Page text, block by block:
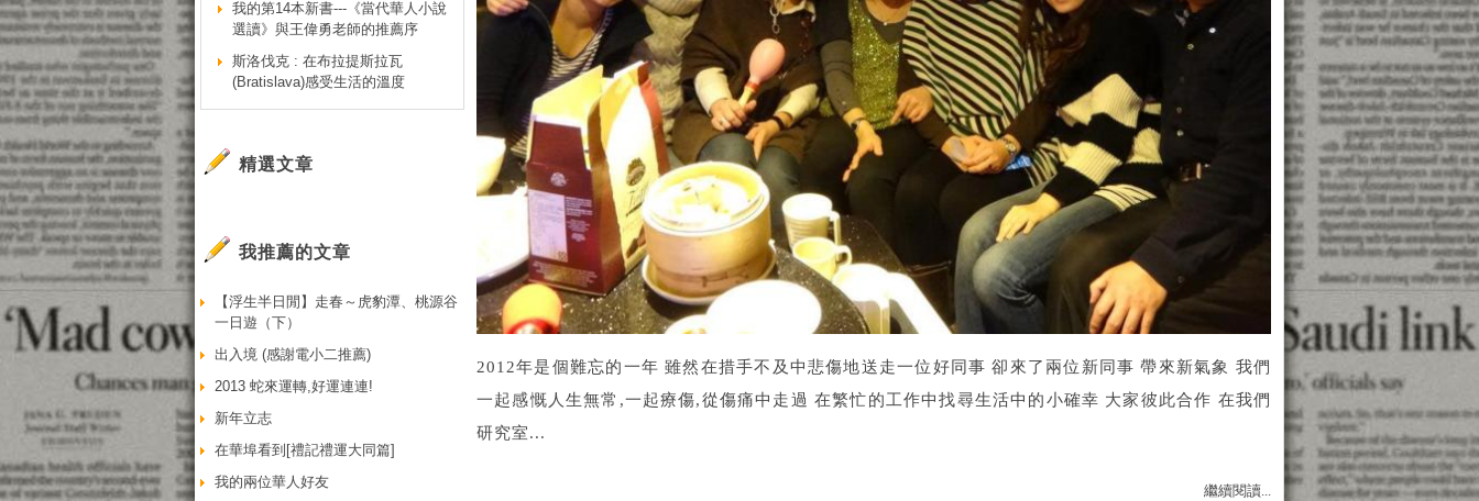
2012年是個難忘的一年 雖然在措手不及中悲傷地送走一位好同事 卻來了兩位新同事 帶來新氣象 我們
一起感慨人生無常,一起療傷,從傷痛中走過 在繁忙的工作中找尋生活中的小確幸 大家彼此合作 在我們
研究室...
繼續閱讀...
我的第14本新書---《當代華人小說
選讀》與王偉勇老師的推薦序
斯洛伐克 : 在布拉提斯拉瓦
(Bratislava)感受生活的溫度
精選文章
我推薦的文章
【浮生半日閒】走春～虎豹潭、桃源谷
一日遊（下）
出入境 (感謝電小二推薦)
2013 蛇來運轉,好運連連!
新年立志
在華埠看到[禮記禮運大同篇]
我的兩位華人好友